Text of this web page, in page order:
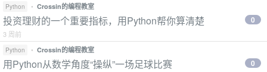
Python • Crossin的编程教室
投资理财的一个重要指标，用Python帮你算清楚
3 周前
0
Python • Crossin的编程教室
用Python从数学角度“操纵”一场足球比赛 0